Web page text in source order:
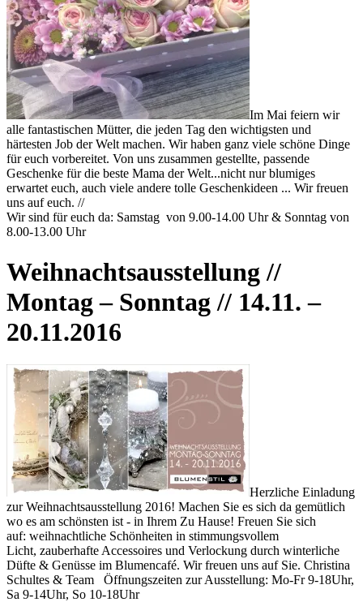
Im Mai feiern wir
alle fantastischen Mütter, die jeden Tag den wichtigsten und
härtesten Job der Welt machen. Wir haben ganz viele schöne Dinge
für euch vorbereitet. Von uns zusammen gestellte, passende
Geschenke für die beste Mama der Welt...nicht nur blumiges
erwartet euch, auch viele andere tolle Geschenkideen ... Wir freuen
uns auf euch. //
Wir sind für euch da: Samstag von 9.00-14.00 Uhr & Sonntag von
8.00-13.00 Uhr
Weihnachtsausstellung //
Montag – Sonntag // 14.11. –
20.11.2016
Herzliche Einladung
zur Weihnachtsausstellung 2016! Machen Sie es sich da gemütlich
wo es am schönsten ist - in Ihrem Zu Hause! Freuen Sie sich
auf: weihnachtliche Schönheiten in stimmungsvollem
Licht, zauberhafte Accessoires und Verlockung durch winterliche
Düfte & Genüsse im Blumencafé. Wir freuen uns auf Sie. Christina
Schultes & Team Öffnungszeiten zur Ausstellung: Mo-Fr 9-18Uhr,
Sa 9-14Uhr, So 10-18Uhr